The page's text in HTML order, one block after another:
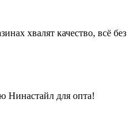
хвалят качество, всё без
Нинастайл для опта!